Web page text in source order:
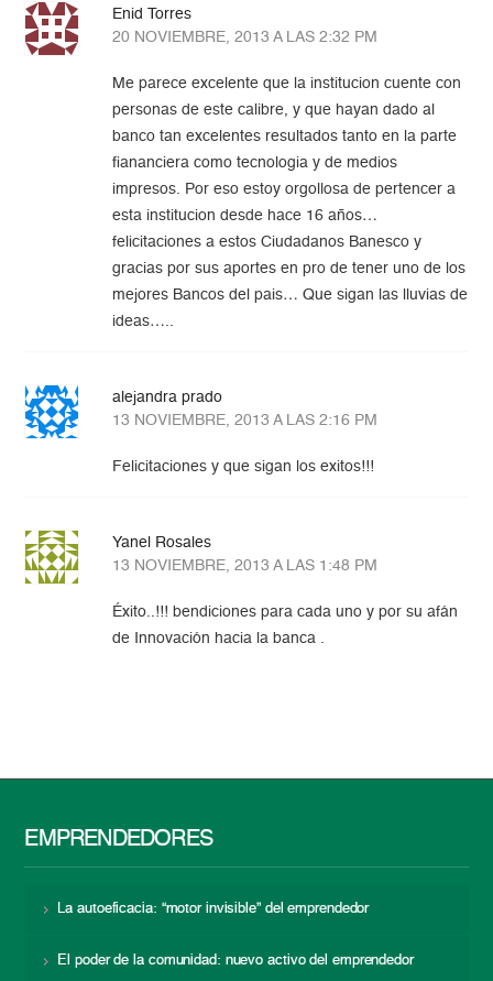
Enid Torres
20 NOVIEMBRE, 2013 A LAS 2:32 PM
Me parece excelente que la institucion cuente con
personas de este calibre, y que hayan dado al
banco tan excelentes resultados tanto en la parte
fiananciera como tecnologia y de medios
impresos. Por eso estoy orgollosa de pertencer a
esta institucion desde hace 16 años…
felicitaciones a estos Ciudadanos Banesco y
gracias por sus aportes en pro de tener uno de los
mejores Bancos del pais… Que sigan las lluvias de
ideas…..
alejandra prado
13 NOVIEMBRE, 2013 A LAS 2:16 PM
Felicitaciones y que sigan los exitos!!!
Yanel Rosales
13 NOVIEMBRE, 2013 A LAS 1:48 PM
Éxito..!!! bendiciones para cada uno y por su afán
de Innovación hacia la banca .
EMPRENDEDORES
La autoeficacia: “motor invisible” del emprendedor
El poder de la comunidad: nuevo activo del emprendedor